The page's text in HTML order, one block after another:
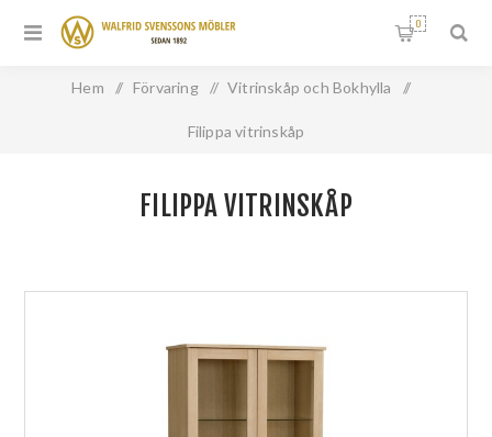
0
Hem / Förvaring / Vitrinskåp och Bokhylla /
Filippa vitrinskåp
FILIPPA VITRINSKÅP